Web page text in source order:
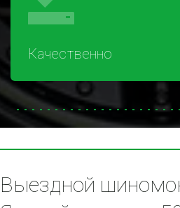
Качественно
Выездной